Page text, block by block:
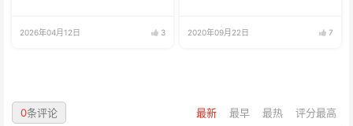
2026年04月12日 3 2020年09月22日 7
最新 最早 最热 评分最高
0条评论